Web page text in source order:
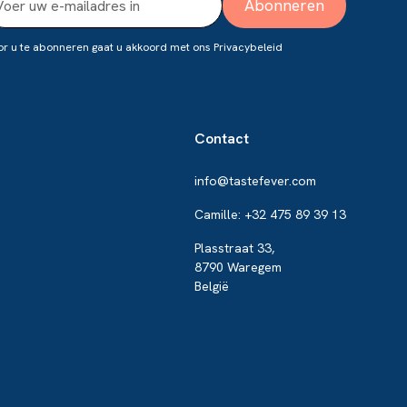
u te abonneren gaat u akkoord met ons Privacybeleid
Contact
info@tastefever.com
Camille: +32 475 89 39 13
Plasstraat 33,
8790 Waregem
België